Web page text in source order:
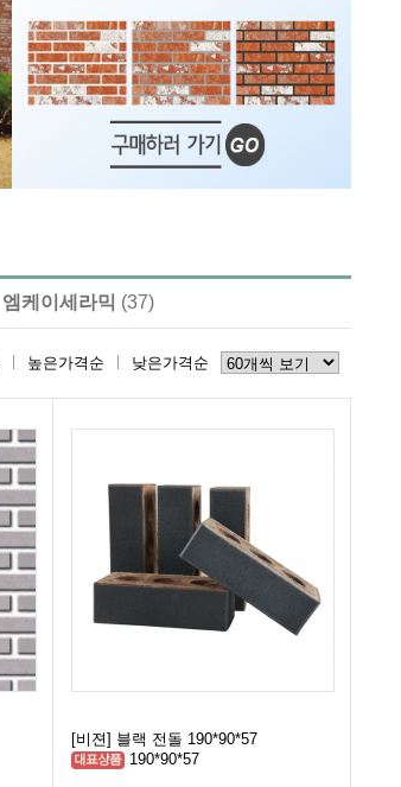
엠케이세라믹 (37)
높은가격순 낮은가격순
[비젼] 블랙 전돌 190*90*57
190*90*57